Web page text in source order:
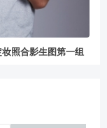
照合影生图第一组